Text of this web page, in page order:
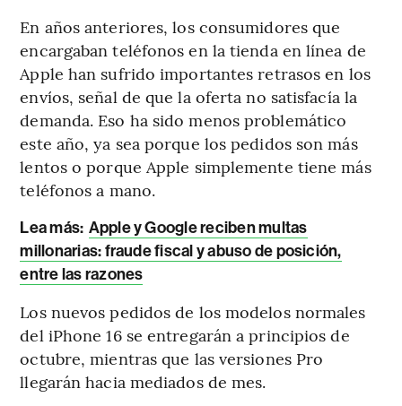
En años anteriores, los consumidores que
encargaban teléfonos en la tienda en línea de
Apple han sufrido importantes retrasos en los
envíos, señal de que la oferta no satisfacía la
demanda. Eso ha sido menos problemático
este año, ya sea porque los pedidos son más
lentos o porque Apple simplemente tiene más
teléfonos a mano.
Lea más: Apple y Google reciben multas
millonarias: fraude fiscal y abuso de posición,
entre las razones
Los nuevos pedidos de los modelos normales
del iPhone 16 se entregarán a principios de
octubre, mientras que las versiones Pro
llegarán hacia mediados de mes.